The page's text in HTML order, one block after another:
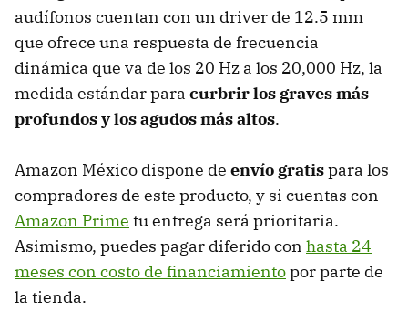
audífonos cuentan con un driver de 12.5 mm
que ofrece una respuesta de frecuencia
dinámica que va de los 20 Hz a los 20,000 Hz, la
medida estándar para curbrir los graves más
profundos y los agudos más altos.
Amazon México dispone de envío gratispara los
compradores de este producto, y si cuentas con
Amazon Prime tu entrega será prioritaria.
Asimismo, puedes pagar diferido con hasta 24
meses con costo de financiamientopor parte de
la tienda.